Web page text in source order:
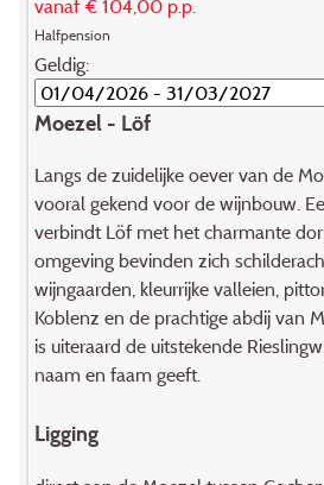
vanaf € 104,00 p.p.
Halfpension
Geldig:
Moezel - Löf
Langs de zuidelijke oever van de
vooral gekend voor de wijnbouw.
verbindt Löf met het charmante
omgeving bevinden zich
wijngaarden, kleurrijke valleien,
Koblenz en de prachtige abdij van
is uiteraard de uitstekende
naam en faam geeft.
Ligging